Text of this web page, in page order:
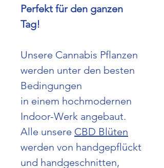
Perfekt für den ganzen
Tag!
Unsere Cannabis Pflanzen
werden unter den besten
Bedingungen
in einem hochmodernen
Indoor-Werk angebaut.
Alle unsere CBD Blüten
werden von handgepflückt
und handgeschnitten,